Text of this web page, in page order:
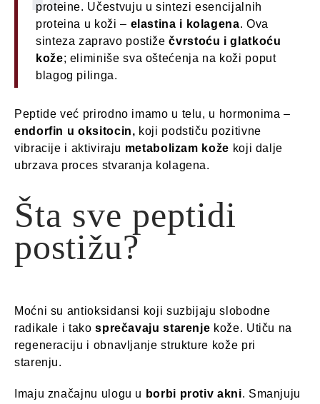
proteine. Učestvuju u sintezi esencijalnih
proteina u koži – elastina i kolagena. Ova
sinteza zapravo postižečvrstoću i glatkoću
kože; eliminiše sva oštećenja na koži poput
blagog pilinga.
Peptide već prirodno imamo u telu, u hormonima –
endorfin u oksitocin, koji podstiču pozitivne
vibracije i aktiviraju metabolizam kože koji dalje
ubrzava proces stvaranja kolagena.
Šta sve peptidi
postižu?
Moćni su antioksidansi koji suzbijaju slobodne
radikale i takosprečavaju starenje kože. Utiču na
regeneraciju i obnavljanje strukture kože pri
starenju.
Imaju značajnu ulogu u borbi protiv akni. Smanjuju